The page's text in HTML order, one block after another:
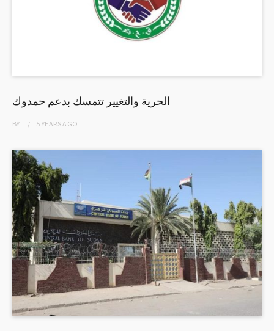
الحرية والتغيير تتمسك بدعم حمدوك
BY 5 YEARSAGO